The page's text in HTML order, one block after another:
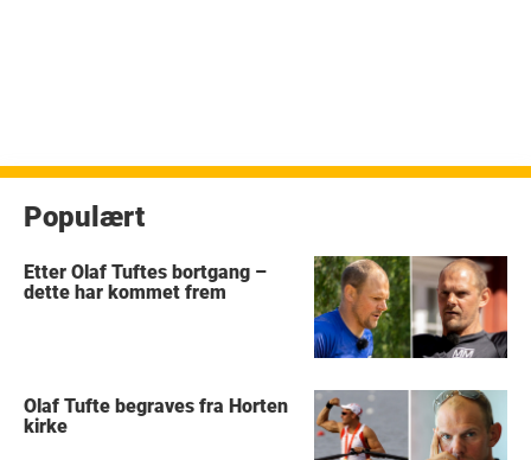
Populært
Etter Olaf Tuftes bortgang –
dette har kommet frem
Olaf Tufte begraves fra Horten
kirke